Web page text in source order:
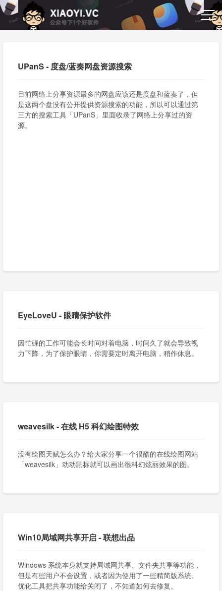
UPanS - 度盘/蓝奏网盘资源搜索
目前网络上分享资源最多的网盘应该还是度盘和蓝奏了，但
是这两个盘没有公开提供资源搜索的功能，所以可以通过第
三方的搜索工具「UPanS」里面收录了网络上分享过的资
源。
EyeLoveU - 眼睛保护软件
因忙碌的工作可能会长时间对着电脑，时间久了就会导致视
力下降，为了保护眼睛，你需要定时离开电脑，稍作休息。
weavesilk - 在线 H5 科幻绘图特效
没有绘图天赋怎么办？给大家分享一个很酷的在线绘图网站
「weavesilk」动动鼠标就可以画出很科幻炫丽效果的图。
Win10局域网共享开启 - 联想出品
Windows 系统本身就支持局域网共享、文件夹共享等功能，
但是有些用户不会设置，或者因为使用了一些精简版系统、
优化工具把共享功能给关闭了，不知道如何去修复。